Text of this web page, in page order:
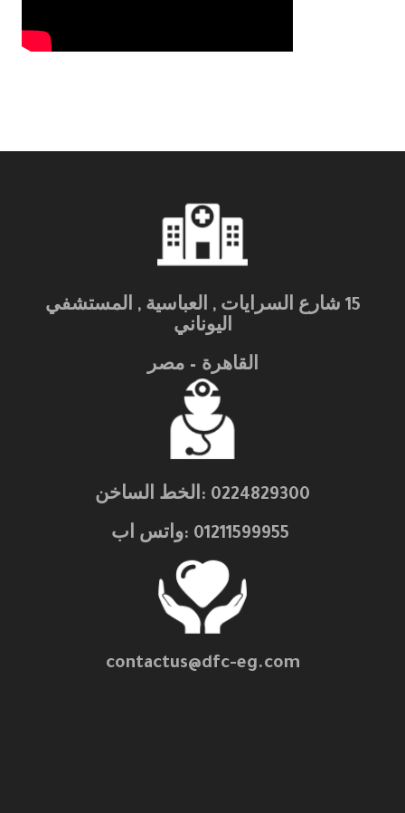
15 شارع السرايات , العباسية , المستشفي
اليوناني
القاهرة – مصر
0224829300 :الخط الساخن
contactus@dfc-eg.com